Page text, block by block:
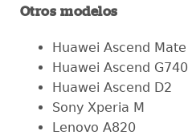
Otros modelos
Huawei Ascend Mate
Huawei Ascend G740
Huawei Ascend D2
Sony Xperia M
Lenovo A820